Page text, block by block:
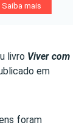
Saiba mais
livro Viver com
em
foram